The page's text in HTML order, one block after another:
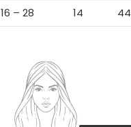
16 – 28 14 44